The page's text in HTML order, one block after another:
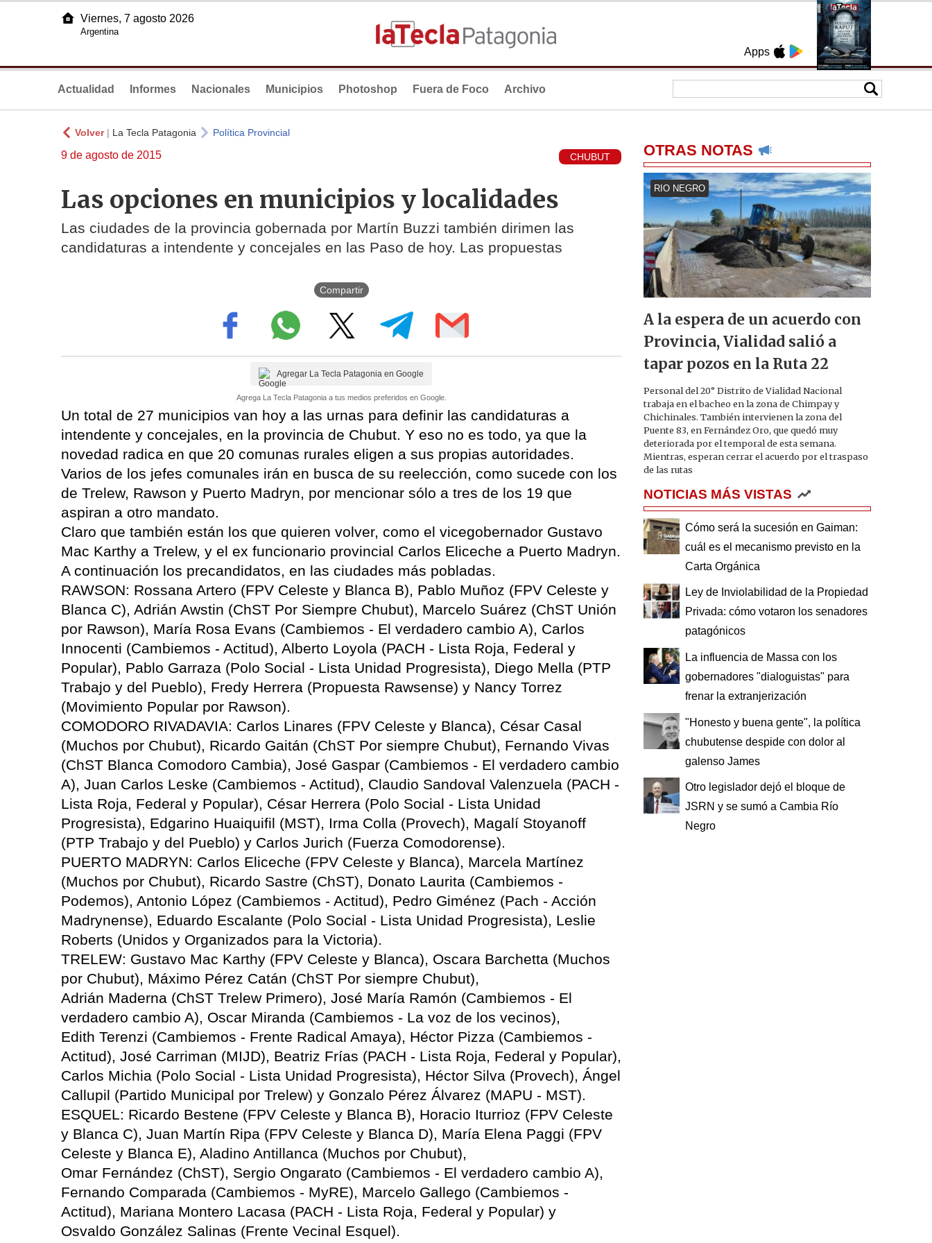
Apps
Viernes, 7 agosto 2026
Argentina
Actualidad Informes Nacionales Municipios Photoshop Fuera de Foco Archivo
Volver| La Tecla Patagonia Política Provincial
9 de agosto de 2015 CHUBUT
Las opciones en municipios y localidades
Las ciudades de la provincia gobernada por Martín Buzzi también dirimen las
candidaturas a intendente y concejales en las Paso de hoy. Las propuestas
Compartir
Agregar La Tecla Patagonia en Google
Agrega La Tecla Patagonia a tus medios preferidos en Google.
Un total de 27 municipios van hoy a las urnas para definir las candidaturas a
intendente y concejales, en la provincia de Chubut. Y eso no es todo, ya que la
novedad radica en que 20 comunas rurales eligen a sus propias autoridades.
Varios de los jefes comunales irán en busca de su reelección, como sucede con los
de Trelew, Rawson y Puerto Madryn, por mencionar sólo a tres de los 19 que
aspiran a otro mandato.
Claro que también están los que quieren volver, como el vicegobernador Gustavo
Mac Karthy a Trelew, y el ex funcionario provincial Carlos Eliceche a Puerto Madryn.
A continuación los precandidatos, en las ciudades más pobladas.
RAWSON: Rossana Artero (FPV Celeste y Blanca B), Pablo Muñoz (FPV Celeste y
Blanca C), Adrián Awstin (ChST Por Siempre Chubut), Marcelo Suárez (ChST Unión
por Rawson), María Rosa Evans (Cambiemos - El verdadero cambio A), Carlos
Innocenti (Cambiemos - Actitud), Alberto Loyola (PACH - Lista Roja, Federal y
Popular), Pablo Garraza (Polo Social - Lista Unidad Progresista), Diego Mella (PTP
Trabajo y del Pueblo), Fredy Herrera (Propuesta Rawsense) y Nancy Torrez
(Movimiento Popular por Rawson).
COMODORO RIVADAVIA: Carlos Linares (FPV Celeste y Blanca), César Casal
(Muchos por Chubut), Ricardo Gaitán (ChST Por siempre Chubut), Fernando Vivas
(ChST Blanca Comodoro Cambia), José Gaspar (Cambiemos - El verdadero cambio
A), Juan Carlos Leske (Cambiemos - Actitud), Claudio Sandoval Valenzuela (PACH -
Lista Roja, Federal y Popular), César Herrera (Polo Social - Lista Unidad
Progresista), Edgarino Huaiquifil (MST), Irma Colla (Provech), Magalí Stoyanoff
(PTP Trabajo y del Pueblo) y Carlos Jurich (Fuerza Comodorense).
PUERTO MADRYN: Carlos Eliceche (FPV Celeste y Blanca), Marcela Martínez
(Muchos por Chubut), Ricardo Sastre (ChST), Donato Laurita (Cambiemos -
Podemos), Antonio López (Cambiemos - Actitud), Pedro Giménez (Pach - Acción
Madrynense), Eduardo Escalante (Polo Social - Lista Unidad Progresista), Leslie
Roberts (Unidos y Organizados para la Victoria).
TRELEW: Gustavo Mac Karthy (FPV Celeste y Blanca), Oscara Barchetta (Muchos
por Chubut), Máximo Pérez Catán (ChST Por siempre Chubut),
Adrián Maderna (ChST Trelew Primero), José María Ramón (Cambiemos - El
verdadero cambio A), Oscar Miranda (Cambiemos - La voz de los vecinos),
Edith Terenzi (Cambiemos - Frente Radical Amaya), Héctor Pizza (Cambiemos -
Actitud), José Carriman (MIJD), Beatriz Frías (PACH - Lista Roja, Federal y Popular),
Carlos Michia (Polo Social - Lista Unidad Progresista), Héctor Silva (Provech), Ángel
Callupil (Partido Municipal por Trelew) y Gonzalo Pérez Álvarez (MAPU - MST).
ESQUEL: Ricardo Bestene (FPV Celeste y Blanca B), Horacio Iturrioz (FPV Celeste
y Blanca C), Juan Martín Ripa (FPV Celeste y Blanca D), María Elena Paggi (FPV
Celeste y Blanca E), Aladino Antillanca (Muchos por Chubut),
Omar Fernández (ChST), Sergio Ongarato (Cambiemos - El verdadero cambio A),
Fernando Comparada (Cambiemos - MyRE), Marcelo Gallego (Cambiemos -
Actitud), Mariana Montero Lacasa (PACH - Lista Roja, Federal y Popular) y
Osvaldo González Salinas (Frente Vecinal Esquel).
OTRAS NOTAS
RIO NEGRO
A la espera de un acuerdo con
Provincia, Vialidad salió a
tapar pozos en la Ruta 22
Personal del 20° Distrito de Vialidad Nacional
trabaja en el bacheo en la zona de Chimpay y
Chichinales. También intervienen la zona del
Puente 83, en Fernández Oro, que quedó muy
deteriorada por el temporal de esta semana.
Mientras, esperan cerrar el acuerdo por el traspaso
de las rutas
NOTICIAS MÁS VISTAS
Cómo será la sucesión en Gaiman:
cuál es el mecanismo previsto en la
Carta Orgánica
Ley de Inviolabilidad de la Propiedad
Privada: cómo votaron los senadores
patagónicos
La influencia de Massa con los
gobernadores "dialoguistas" para
frenar la extranjerización
"Honesto y buena gente", la política
chubutense despide con dolor al
galenso James
Otro legislador dejó el bloque de
JSRN y se sumó a Cambia Río
Negro